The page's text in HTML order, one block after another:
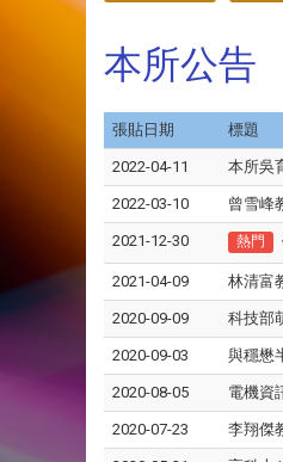
本所公告
張貼日期 標題
2022-04-11 本所吳
2022-03-10 曾雪峰
2021-12-30 熱門
2021-04-09 林清富
2020-09-09 科技部
2020-09-03 與穩懋
2020-08-05 電機資
2020-07-23 李翔傑